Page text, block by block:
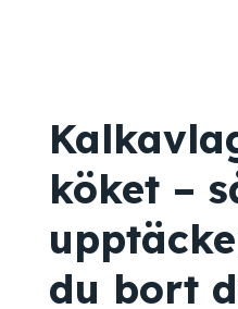
köket –
du bort